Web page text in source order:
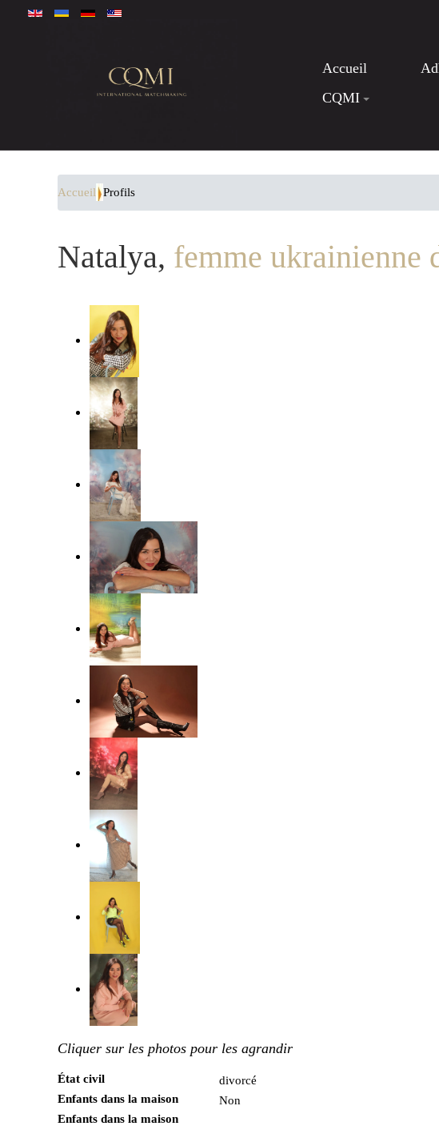
Accueil
CQMI
Accueil Profils
Natalya, femme ukrainienne
Cliquer sur les photos pour les agrandir
État civil
divorcé
Enfants dans la maison
Non
Enfants dans la maison